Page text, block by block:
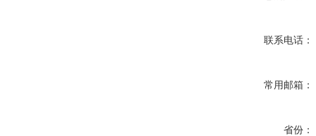
联系电话：
常用邮箱：
省份：